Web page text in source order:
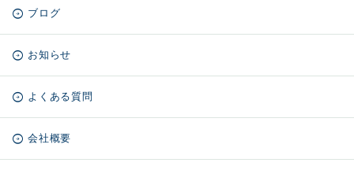
ブログ
お知らせ
よくある質問
会社概要